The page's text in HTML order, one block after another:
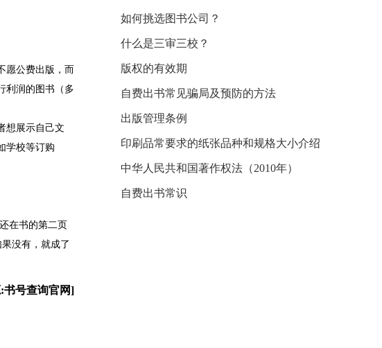
愿公费出版，而
利润的图书（多
想展示自己文
学校等订购
在书的第二页
没有，就成了
书号查询官网]
如何挑选图书公司？
什么是三审三校？
版权的有效期
自费出书常见骗局及预防的方法
出版管理条例
印刷品常要求的纸张品种和规格大小介绍
中华人民共和国著作权法（2010年）
自费出书常识